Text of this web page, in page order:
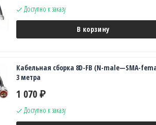
Доступно к заказу
В корзину
Кабельная сборка 8D-FB (N-male—SMA-
3 метра
1 070 ₽
Доступно к заказу